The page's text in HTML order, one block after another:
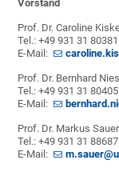
Vorstand
Prof. Dr. Caroline
Tel.: +49 931 31 80381
E-Mail:
Prof. Dr. Bernhard
Tel.: +49 931 31 80405
E-Mail:
Prof. Dr. Markus Sauer
Tel.: +49 931 31 88687
E-Mail: